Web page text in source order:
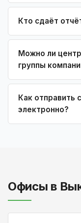
Кто сдаёт
Можно ли
группы
Как отправить
электронно?
Офисы в